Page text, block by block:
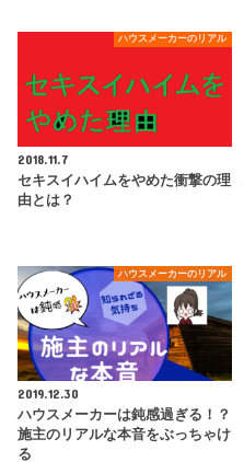
ハウスメーカーのリアル
2018.11.7
セキスイハイムをやめた衝撃の理
由とは？
ハウスメーカーのリアル
2019.12.30
ハウスメーカーは鈍感過ぎる！？
施主のリアルな本音をぶっちゃけ
る